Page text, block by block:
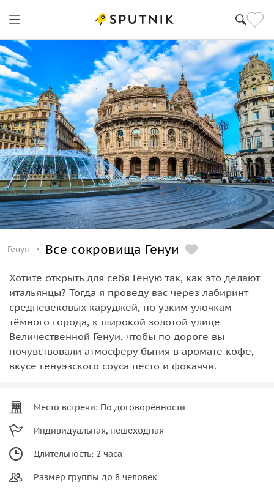
Генуя Все сокровища Генуи
Хотите открыть для себя Геную так, как это делают
итальянцы? Тогда я проведу вас через лабиринт
средневековых каруджей, по узким улочкам
тёмного города, к широкой золотой улице
Величественной Генуи, чтобы по дороге вы
почувствовали атмосферу бытия в аромате кофе,
вкусе генуэзского соуса песто и фокаччи.
Место встречи: По договорённости
Индивидуальная, пешеходная
Длительность: 2 часа
Размер группы до 8 человек